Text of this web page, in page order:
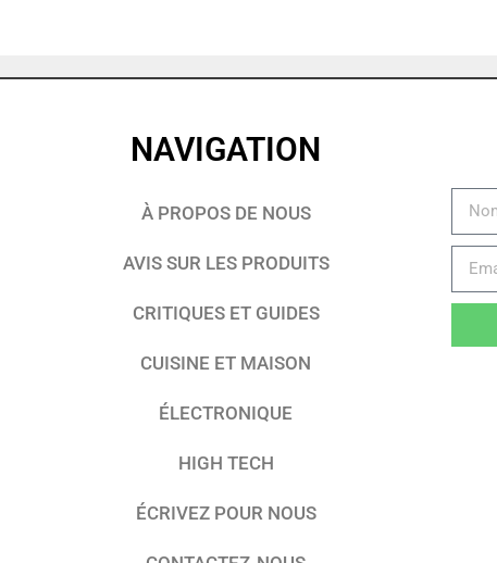
NAVIGATION
À PROPOS DE NOUS
AVIS SUR LES PRODUITS
CRITIQUES ET GUIDES
CUISINE ET MAISON
ÉLECTRONIQUE
HIGH TECH
ÉCRIVEZ POUR NOUS